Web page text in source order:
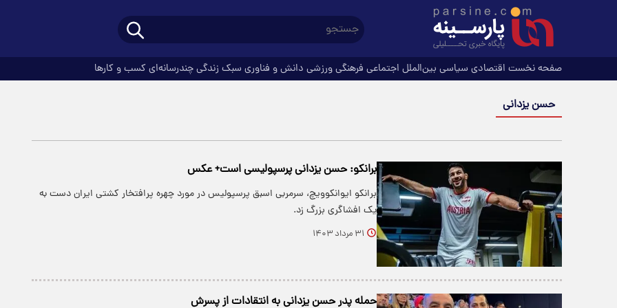
صفحه نخست اقتصادی سیاسی بین‌الملل اجتماعی فرهنگیورزشی دانش و فناوری سبک زندگیچندرسانه‌ای کسب و کارها
حسن یزدانی
برانکو: حسن یزدانی پرسپولیسی است+ عکس
برانکو ایوانکوویچ، سرمربی اسبق پرسپولیس در مورد چهره پرافتخار کشتی ایران دست به
یک افشاگری بزرگ زد.
۳۱ مرداد ۱۴۰۳
حمله پدر حسن یزدانی به انتقادات از پسرش